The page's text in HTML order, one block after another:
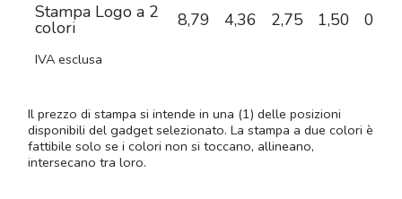
Stampa Logo a 2
colori 8,79 4,36 2,75 1,50 0,86
IVA esclusa
Il prezzo di stampa si intende in una (1) delle posizioni
disponibili del gadget selezionato. La stampa a due colori è
fattibile solo se i colori non si toccano, allineano,
intersecano tra loro.